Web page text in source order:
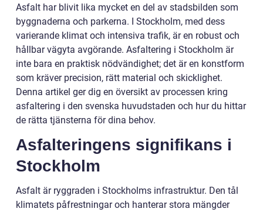
Asfalt har blivit lika mycket en del av stadsbilden som
byggnaderna och parkerna. I Stockholm, med dess
varierande klimat och intensiva trafik, är en robust och
hållbar vägyta avgörande. Asfaltering i Stockholm är
inte bara en praktisk nödvändighet; det är en konstform
som kräver precision, rätt material och skicklighet.
Denna artikel ger dig en översikt av processen kring
asfaltering i den svenska huvudstaden och hur du hittar
de rätta tjänsterna för dina behov.
Asfalteringens signifikans i
Stockholm
Asfalt är ryggraden i Stockholms infrastruktur. Den tål
klimatets påfrestningar och hanterar stora mängder